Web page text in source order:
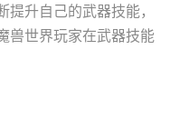
升自己的武器技能，
兽世界玩家在武器技能